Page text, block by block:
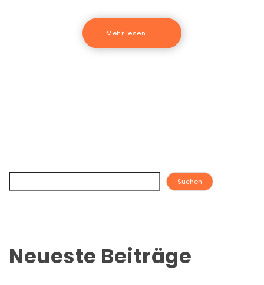
Mehr lesen .......
Suchen
Neueste Beiträge